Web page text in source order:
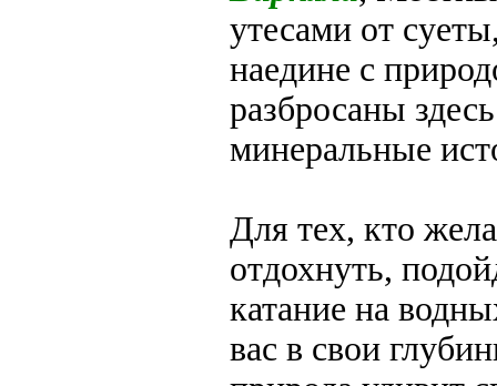
утесами от
наедине с
разбросаны
минеральные
Для тех, кто
отдохнуть,
катание на
вас в свои